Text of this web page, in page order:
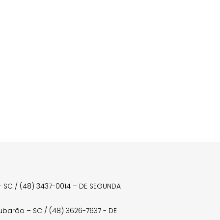
/ (48) 3437-0014 – DE SEGUNDA
– SC / (48) 3626-7637 - DE